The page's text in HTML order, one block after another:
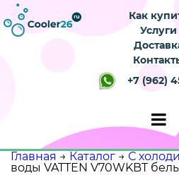
Как
Услуги
+7 (962)
Главная → Каталог → С
воды VATTEN V70WKBT